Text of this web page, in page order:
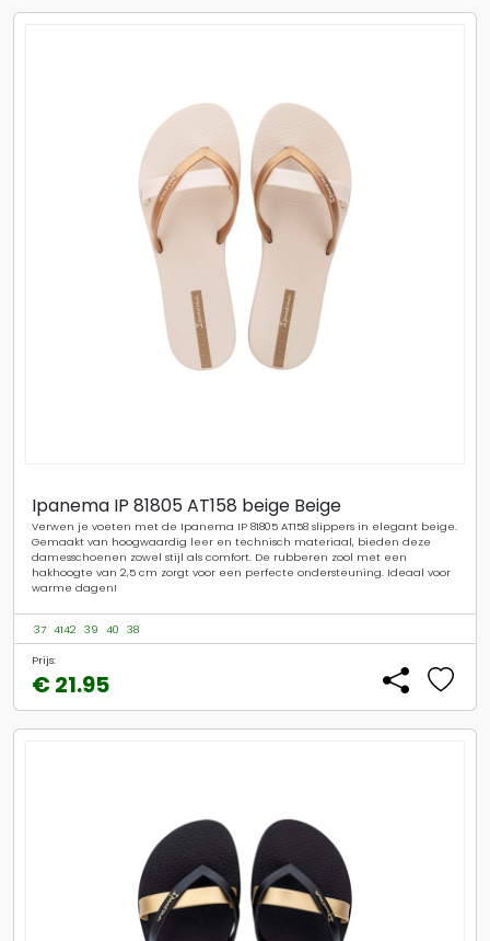
Ipanema IP 81805 AT158 beige Beige
Verwen je voeten met de Ipanema IP 81805 AT158 slippers in elegant beige.
Gemaakt van hoogwaardig leer en technisch materiaal, bieden deze
damesschoenen zowel stijl als comfort. De rubberen zool met een
hakhoogte van 2,5 cm zorgt voor een perfecte ondersteuning. Ideaal voor
warme dagen!
37 4142 39 40 38
Prijs:
€ 21.95